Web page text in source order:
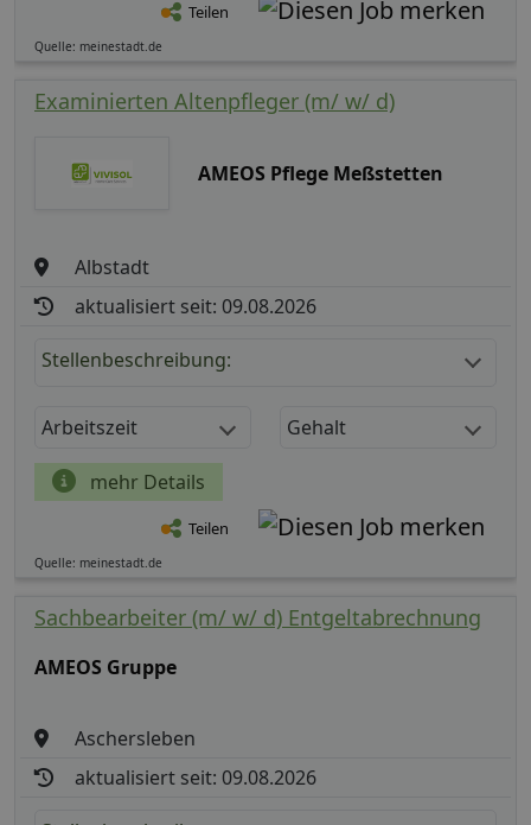
Teilen
Quelle: meinestadt.de
Examinierten Altenpfleger (m/ w/ d)
AMEOS Pflege Meßstetten
Albstadt
aktualisiert seit: 09.08.2026
Stellenbeschreibung:
Arbeitszeit Gehalt
mehr Details
Teilen
Quelle: meinestadt.de
Sachbearbeiter (m/ w/ d) Entgeltabrechnung
AMEOS Gruppe
Aschersleben
aktualisiert seit: 09.08.2026